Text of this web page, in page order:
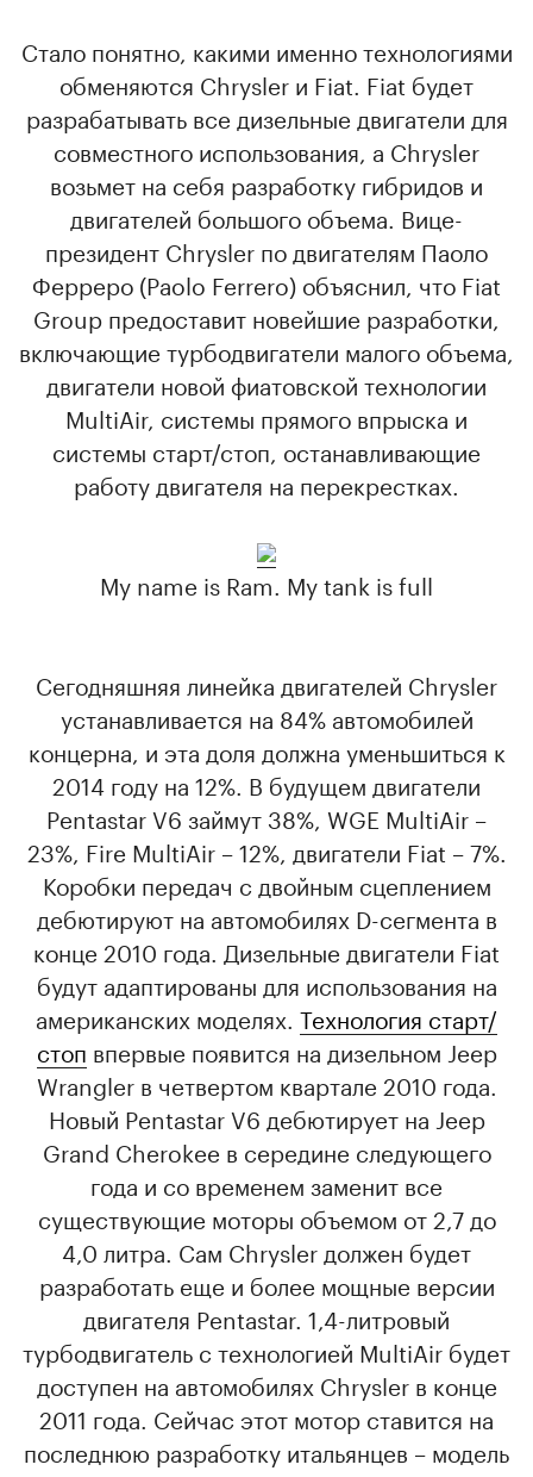
Стало понятно, какими именно технологиями
обменяются Chrysler и Fiat. Fiat будет
разрабатывать все дизельные двигатели для
совместного использования, а Chrysler
возьмет на себя разработку гибридов и
двигателей большого объема. Вице-
президент Chrysler по двигателям Паоло
Ферреро (Paolo Ferrero) объяснил, что Fiat
Group предоставит новейшие разработки,
включающие турбодвигатели малого объема,
двигатели новой фиатовской технологии
MultiAir, системы прямого впрыска и
системы старт/стоп, останавливающие
работу двигателя на перекрестках.
My name is Ram. My tank is full
Сегодняшняя линейка двигателей Chrysler
устанавливается на 84% автомобилей
концерна, и эта доля должна уменьшиться к
2014 году на 12%. В будущем двигатели
Pentastar V6 займут 38%, WGE MultiAir –
23%, Fire MultiAir – 12%, двигатели Fiat – 7%.
Коробки передач с двойным сцеплением
дебютируют на автомобилях D-сегмента в
конце 2010 года. Дизельные двигатели Fiat
будут адаптированы для использования на
американских моделях. Технология старт/
стоп впервые появится на дизельном Jeep
Wrangler в четвертом квартале 2010 года.
Новый Pentastar V6 дебютирует на Jeep
Grand Cherokee в середине следующего
года и со временем заменит все
существующие моторы объемом от 2,7 до
4,0 литра. Сам Chrysler должен будет
разработать еще и более мощные версии
двигателя Pentastar. 1,4-литровый
турбодвигатель с технологией MultiAir будет
доступен на автомобилях Chrysler в конце
2011 года. Сейчас этот мотор ставится на
последнюю разработку итальянцев – модель